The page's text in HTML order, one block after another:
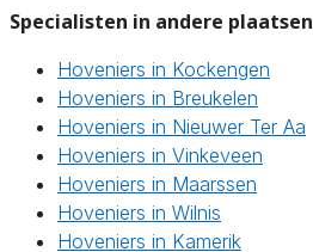
Specialisten in andere plaatsen
Hoveniers in Kockengen
Hoveniers in Breukelen
Hoveniers in Nieuwer Ter Aa
Hoveniers in Vinkeveen
Hoveniers in Maarssen
Hoveniers in Wilnis
Hoveniers in Kamerik